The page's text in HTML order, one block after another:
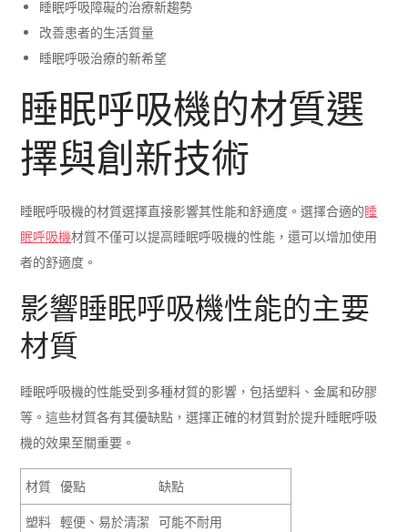
睡眠呼吸障礙的治療新趨勢
改善患者的生活質量
睡眠呼吸治療的新希望
睡眠呼吸機的材質選
擇與創新技術
睡眠呼吸機的材質選擇直接影響其性能和舒適度。選擇合適的睡
眠呼吸機材質不僅可以提高睡眠呼吸機的性能，還可以增加使用
者的舒適度。
影響睡眠呼吸機性能的主要
材質
睡眠呼吸機的性能受到多種材質的影響，包括塑料、金属和矽膠
等。這些材質各有其優缺點，選擇正確的材質對於提升睡眠呼吸
機的效果至關重要。
材質 優點
缺點
塑料 輕便、易於清潔 可能不耐用